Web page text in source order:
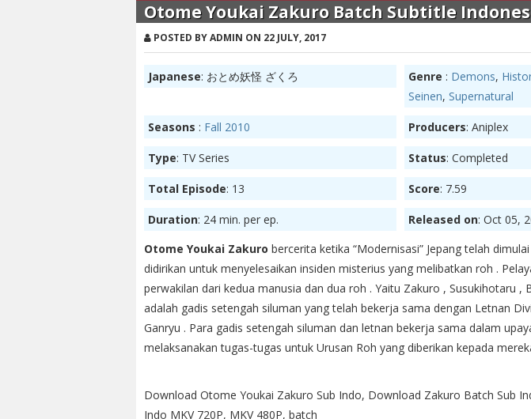
Otome Youkai Zakuro Batch Subtitle
POSTED BY ADMIN ON 22 JULY, 2017
Japanese: おとめ妖怪 ざくろ Genre : Demons,
Seinen, Supernatural
Seasons : Fall 2010 Producers: Aniplex
Type: TV Series Status: Completed
Total Episode: 13 Score: 7.59
Duration: 24 min. per ep. Released on: Oct 05,
Otome Youkai Zakuro bercerita ketika “Modernisasi” Jepang telah
didirikan untuk menyelesaikan insiden misterius yang melibatkan roh .
perwakilan dari kedua manusia dan dua roh . Yaitu Zakuro , Susukihotaru ,
adalah gadis setengah siluman yang telah bekerja sama dengan Letnan
Ganryu . Para gadis setengah siluman dan letnan bekerja sama dalam
melaksanakan tugas-tugas untuk Urusan Roh yang diberikan kepada
Download Otome Youkai Zakuro Sub Indo, Download Zakuro Batch Sub
Indo MKV 720P, MKV 480P, batch